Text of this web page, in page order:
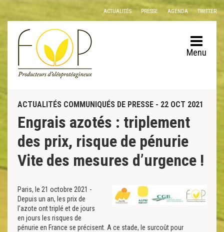
Panneau de gestion des cookies
ACTUALITÉS PRESSE AGENDA TWITTER
Menu
ACTUALITÉS COMMUNIQUÉS DE PRESSE - 22 OCT 2021
Engrais azotés : triplement
des prix, risque de pénurie
Vite des mesures d’urgence !
Paris, le 21 octobre 2021 -
Depuis un an, les prix de
l’azote ont triplé et de jours
en jours les risques de
pénurie en France se précisent. A ce stade, le surcoût pour